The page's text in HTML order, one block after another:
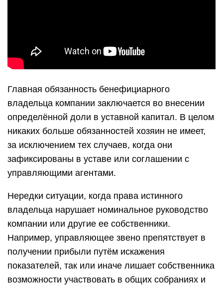
Главная обязанность бенефициарного
владельца компании заключается во внесении
определённой доли в уставной капитал. В целом
никаких больше обязанностей хозяин не имеет,
за исключением тех случаев, когда они
зафиксированы в уставе или соглашении с
управляющими агентами.
Нередки ситуации, когда права истинного
владельца нарушает номинальное руководство
компании или другие ее собственники.
Например, управляющее звено препятствует в
получении прибыли путём искажения
показателей, так или иначе лишает собственника
возможности участвовать в общих собраниях и